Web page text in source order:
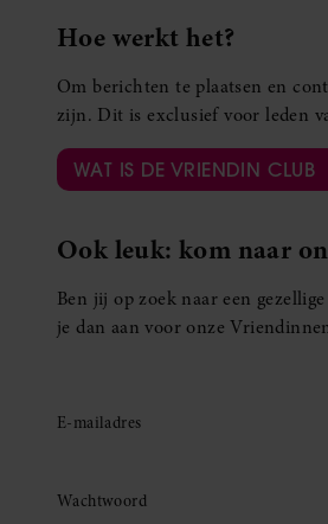
Hoe werkt het?
Om berichten te plaatsen en
zijn. Dit is exclusief voor leden
WAT IS DE VRIENDIN CLUB
Ook leuk: kom naar
Ben jij op zoek naar een
je dan aan voor onze
E-mailadres
Wachtwoord